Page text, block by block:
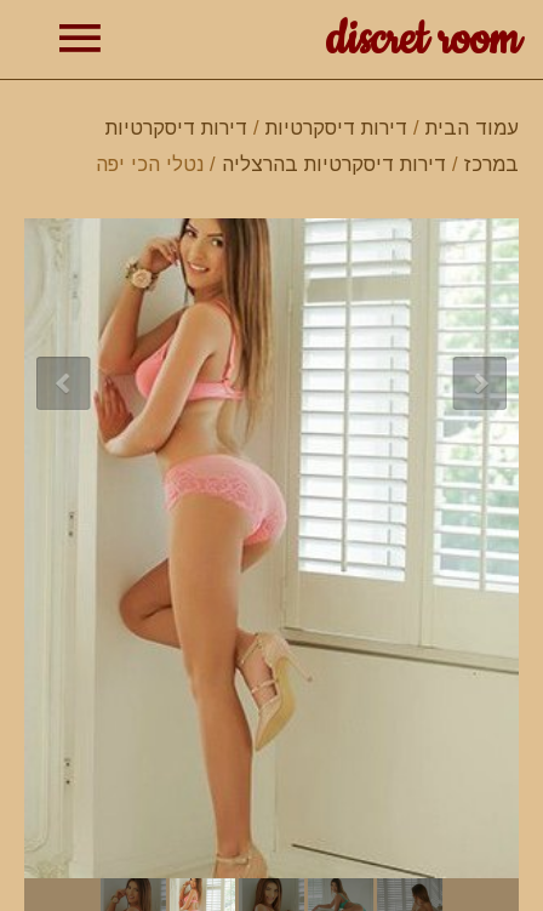
discret room
עמוד הבית / דירות דיסקרטיות / דירות דיסקרטיות
במרכז / דירות דיסקרטיות בהרצליה / נטלי הכי יפה